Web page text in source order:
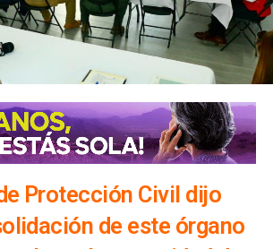
Protección Civil dijo
de este órgano